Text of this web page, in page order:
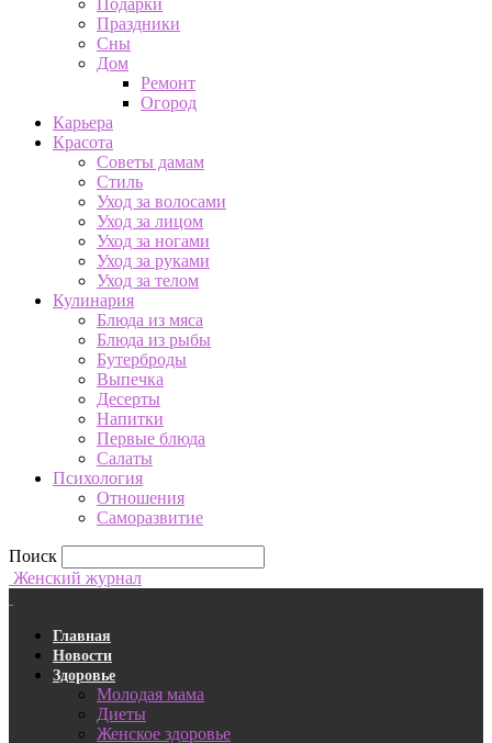
Подарки
Праздники
Сны
Дом
Ремонт
Огород
Карьера
Красота
Советы дамам
Стиль
Уход за волосами
Уход за лицом
Уход за ногами
Уход за руками
Уход за телом
Кулинария
Блюда из мяса
Блюда из рыбы
Бутерброды
Выпечка
Десерты
Напитки
Первые блюда
Салаты
Психология
Отношения
Саморазвитие
Поиск
Женский журнал
Главная
Новости
Здоровье
Молодая мама
Диеты
Женское здоровье